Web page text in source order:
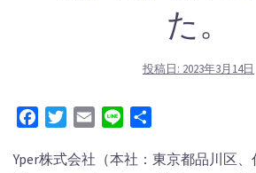
た。
投稿日: 2023年3月14日
FacebookTwitterEmail Line
Yper株式会社（本社：東京都品川区